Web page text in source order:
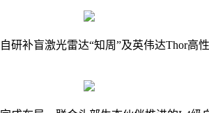
补盲激光雷达“知周”及英伟达Thor